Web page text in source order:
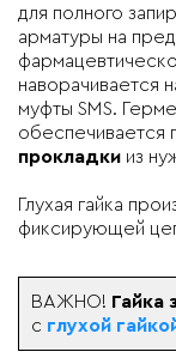
для полного
арматуры на
наворачивается
муфты SMS.
обеспечивается
прокладки из
Глухая гайка
фиксирующей
ВАЖНО! Гайка
с глухой